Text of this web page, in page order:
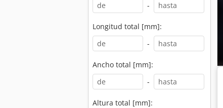
-
Longitud total [mm]:
-
Ancho total [mm]:
-
Altura total [mm]: